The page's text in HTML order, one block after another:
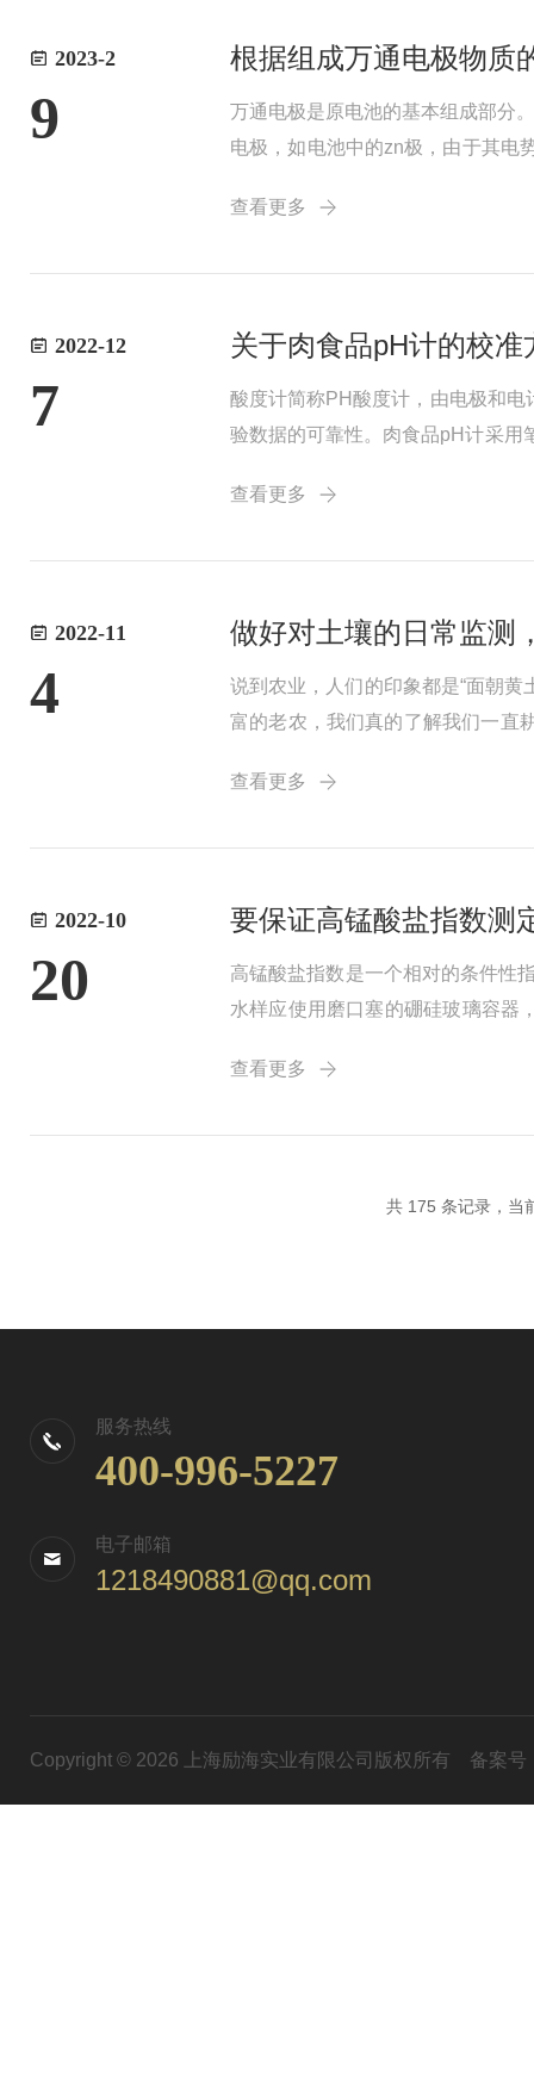
2023-2
9
根据组成万通电极物质
万通电极是原电池的基本组成部分
电极，如电池中的zn极，由于其电
极。第...
查看更多
2022-12
7
关于肉食品pH计的校
酸度计简称PH酸度计，由电极和
验数据的可靠性。肉食品pH计采用
冲液，另一...
查看更多
2022-11
4
做好对土壤的日常监测
说到农业，人们的印象都是“面朝
富的老农，我们真的了解我们一直
出并不是这样的，...
查看更多
2022-10
20
要保证高锰酸盐指数测
高锰酸盐指数是一个相对的条件性
水样应使用磨口塞的硼硅玻璃容器
较大的影响，因此酸...
查看更多
共 175 条记录，
服务热线
400-996-5227
电子邮箱
1218490881@qq.com
Copyright © 2026 上海励海实业有限公司版权所有 备案号